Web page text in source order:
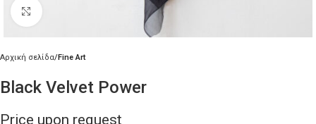
Αρχική σελίδα Fine Art
Black Velvet Power
Price upon request